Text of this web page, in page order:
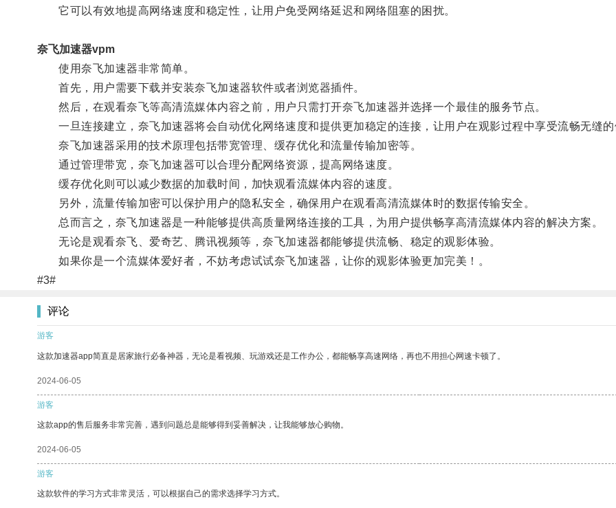
它可以有效地提高网络速度和稳定性，让用户免受网络延迟和网络阻塞的困扰。
奈飞加速器vpm
使用奈飞加速器非常简单。
首先，用户需要下载并安装奈飞加速器软件或者浏览器插件。
然后，在观看奈飞等高清流媒体内容之前，用户只需打开奈飞加速器并选择一个最佳的服务节点。
一旦连接建立，奈飞加速器将会自动优化网络速度和提供更加稳定的连接，让用户在观影过程中享受流畅无缝的
奈飞加速器采用的技术原理包括带宽管理、缓存优化和流量传输加密等。
通过管理带宽，奈飞加速器可以合理分配网络资源，提高网络速度。
缓存优化则可以减少数据的加载时间，加快观看流媒体内容的速度。
另外，流量传输加密可以保护用户的隐私安全，确保用户在观看高清流媒体时的数据传输安全。
总而言之，奈飞加速器是一种能够提供高质量网络连接的工具，为用户提供畅享高清流媒体内容的解决方案。
无论是观看奈飞、爱奇艺、腾讯视频等，奈飞加速器都能够提供流畅、稳定的观影体验。
如果你是一个流媒体爱好者，不妨考虑试试奈飞加速器，让你的观影体验更加完美！。
#3#
评论
游客
这款加速器app简直是居家旅行必备神器，无论是看视频、玩游戏还是工作办公，都能畅享高速网络，再也不用担心网速卡顿了。
2024-06-05
游客
这款app的售后服务非常完善，遇到问题总是能够得到妥善解决，让我能够放心购物。
2024-06-05
游客
这款软件的学习方式非常灵活，可以根据自己的需求选择学习方式。